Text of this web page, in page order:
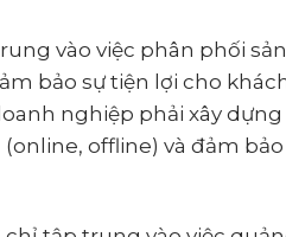
vào việc phân phối
bảo sự tiện lợi cho
nghiệp phải xây
offline) và đảm